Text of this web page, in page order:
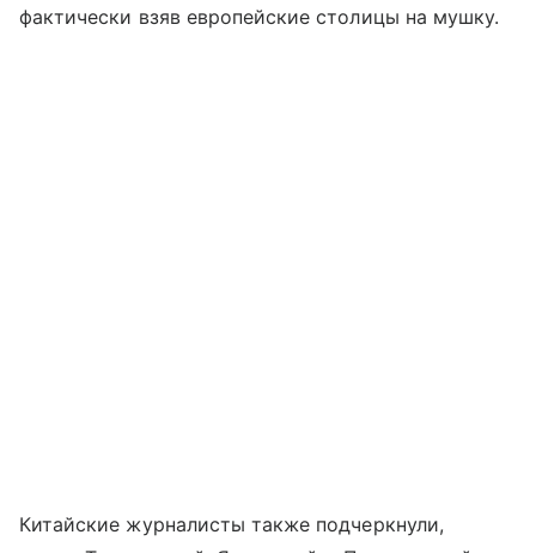
фактически взяв европейские столицы на мушку.
Китайские журналисты также подчеркнули,